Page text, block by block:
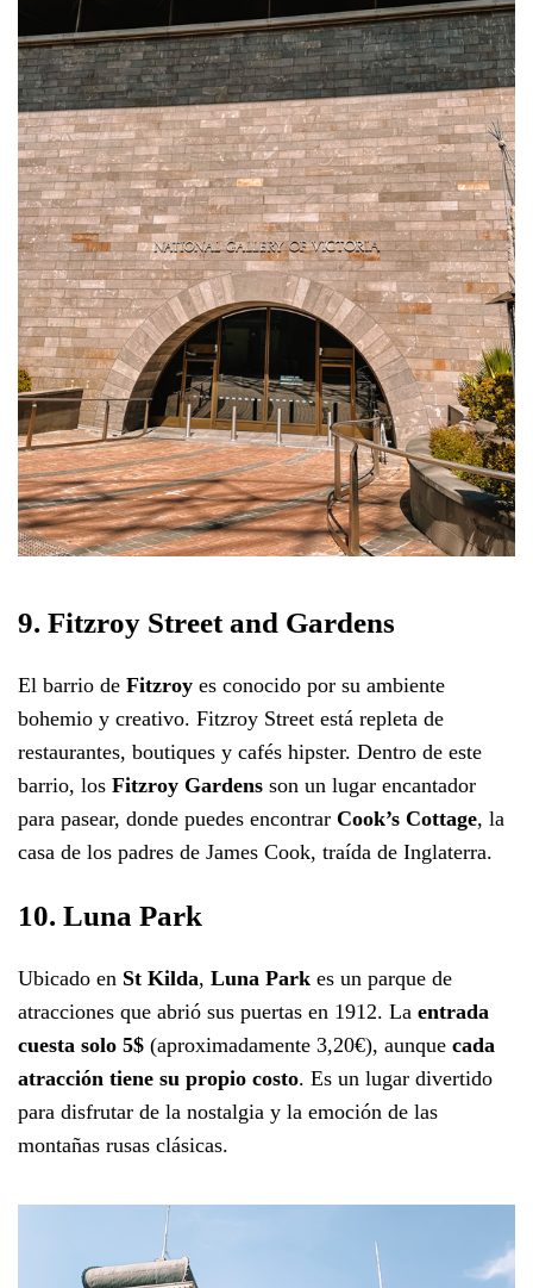
9. Fitzroy Street and Gardens
El barrio de Fitzroy es conocido por su ambiente
bohemio y creativo. Fitzroy Street está repleta de
restaurantes, boutiques y cafés hipster. Dentro de este
barrio, los Fitzroy Gardens son un lugar encantador
para pasear, donde puedes encontrar Cook’s Cottage, la
casa de los padres de James Cook, traída de Inglaterra.
10. Luna Park
Ubicado en St Kilda, Luna Park es un parque de
atracciones que abrió sus puertas en 1912. La entrada
cuesta solo 5$ (aproximadamente 3,20€), aunque cada
atracción tiene su propio costo. Es un lugar divertido
para disfrutar de la nostalgia y la emoción de las
montañas rusas clásicas.